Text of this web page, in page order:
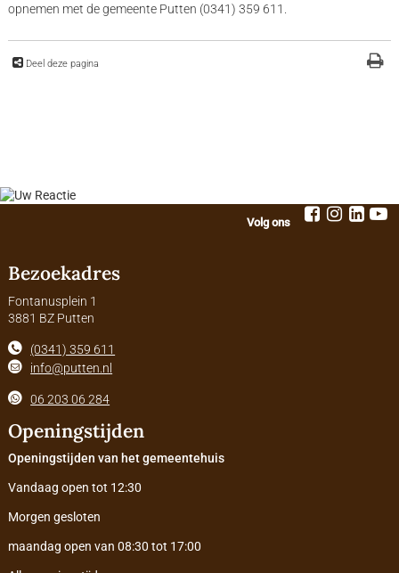
opnemen met de gemeente Putten (0341) 359 611.
Deel deze pagina
Volg ons
Bezoekadres
Fontanusplein 1
3881 BZ Putten
(0341) 359 611
info@putten.nl
06 203 06 284
Openingstijden
Openingstijden van het gemeentehuis
Vandaag open tot 12:30
Morgen gesloten
maandag open van 08:30 tot 17:00